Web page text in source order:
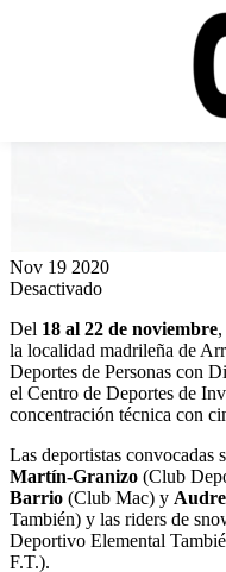
Nov 19 2020
Desactivado
Del 18 al 22 de noviembre
la localidad madrileña de
Deportes de Personas con
el Centro de Deportes de
concentración técnica con
Las deportistas convocadas
Martín-Granizo (Club
Barrio (Club Mac) y
También) y las riders de
Deportivo Elemental
F.T.).